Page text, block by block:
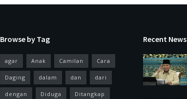
Browse by Tag
agar Anak Camilan Cara
Daging dalam dan dari
dengan Diduga Ditangkap
Recent News